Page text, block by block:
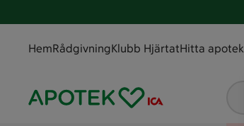
HemRådgivningKlubb HjärtatHitta apotek